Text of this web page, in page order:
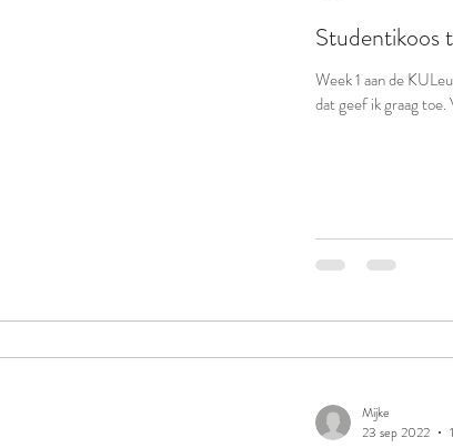
Studentikoos
Week 1 aan de
dat geef ik graag toe.
Mijke
23 sep 2022